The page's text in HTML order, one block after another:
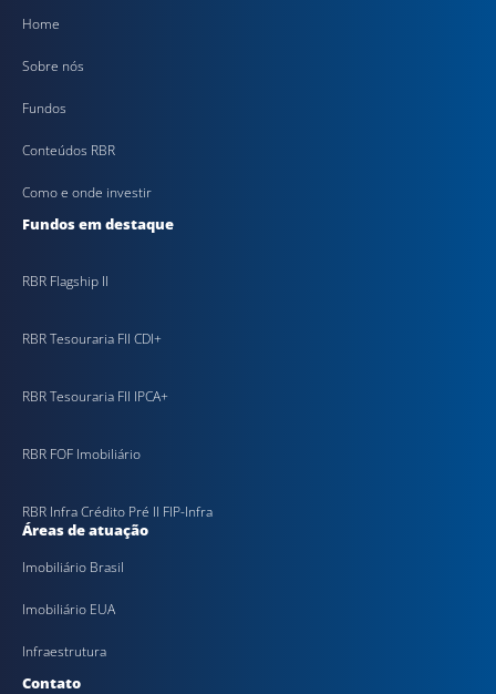
Home
Sobre nós
Fundos
Conteúdos RBR
Como e onde investir
Fundos em destaque
RBR Flagship II
RBR Tesouraria FII CDI+
RBR Tesouraria FII IPCA+
RBR FOF Imobiliário
RBR Infra Crédito Pré II FIP-Infra
Áreas de atuação
Imobiliário Brasil
Imobiliário EUA
Infraestrutura
Contato